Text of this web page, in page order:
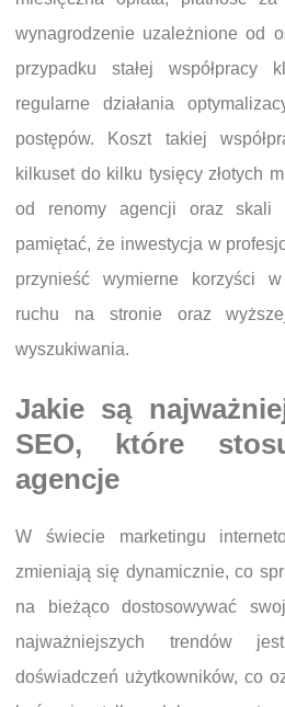
wynagrodzenie uzależnione od
przypadku stałej
regularne działania
postępów. Koszt takiej
kilkuset do kilku tysięcy złotych
od renomy agencji oraz skali
pamiętać, że inwestycja w
przynieść wymierne korzyści
ruchu na stronie oraz
wyszukiwania.
Jakie są
SEO, które
agencje
W świecie marketingu
zmieniają się dynamicznie, co
na bieżąco dostosowywać
najważniejszych trendów
doświadczeń użytkowników, co